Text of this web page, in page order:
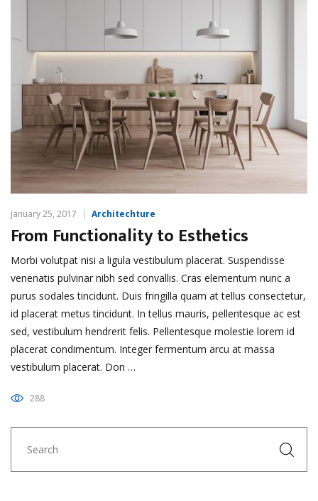
January 25, 2017 Architechture
From Functionality to Esthetics
Morbi volutpat nisi a ligula vestibulum placerat. Suspendisse
venenatis pulvinar nibh sed convallis. Cras elementum nunc a
purus sodales tincidunt. Duis fringilla quam at tellus consectetur,
id placerat metus tincidunt. In tellus mauris, pellentesque ac est
sed, vestibulum hendrerit felis. Pellentesque molestie lorem id
placerat condimentum. Integer fermentum arcu at massa
vestibulum placerat. Don …
288